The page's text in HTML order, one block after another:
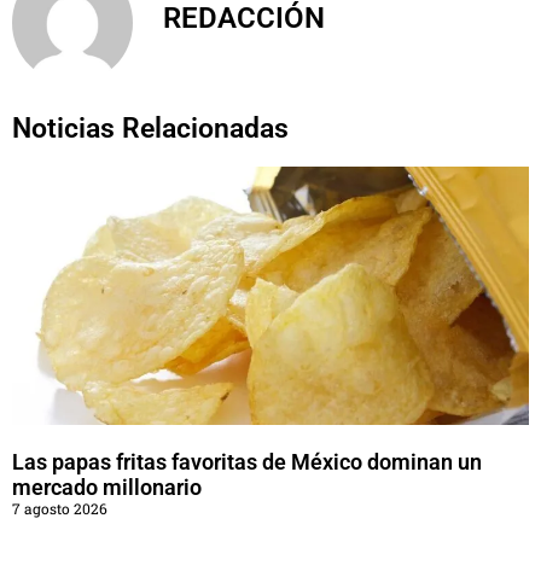
REDACCIÓN
Noticias Relacionadas
Las papas fritas favoritas de México dominan un
mercado millonario
7 agosto 2026